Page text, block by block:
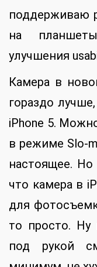
поддерживаю
на
улучшения
Камера в
гораздо
iPhone 5.
в режиме Slo-
настоящее. Но
что камера в
для
то просто. Ну
под рукой